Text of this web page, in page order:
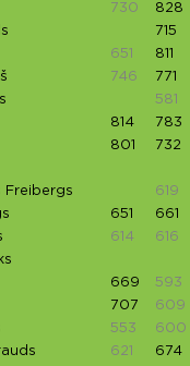
730 828
715
651 811
746 771
581
814 783
801 732
Freibergs 619
651
661
614 616
669 593
707 609
553 600
621 674